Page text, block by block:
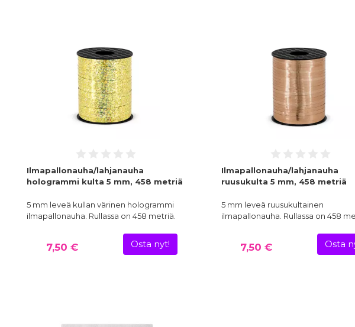
Ilmapallonauha/lahjanauha
hologrammi kulta 5 mm, 458 metriä
5 mm leveä kullan värinen hologrammi
ilmapallonauha. Rullassa on 458 metriä.
7,50 € Osta nyt!
Ilmapallonauha/lahjanauha
ruusukulta 5 mm, 458 metriä
5 mm leveä ruusukultainen
ilmapallonauha. Rullassa on 458
7,50 € Osta